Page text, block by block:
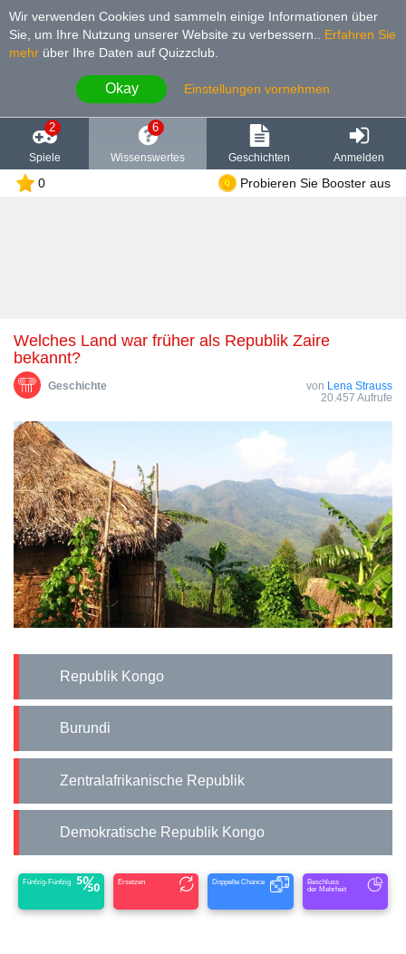
Wir verwenden Cookies und sammeln einige Informationen über
Sie, um Ihre Nutzung unserer Website zu verbessern.
Erfahren Sie
mehr über Ihre Daten auf Quizzclub.
Okay Einstellungen vornehmen
2
Spiele
6
Wissenswertes Geschichten Anmelden
0 Probieren Sie Booster aus
Welches Land war früher als Republik Zaire
bekannt?
Geschichte von Lena Strauss
20.457 Aufrufe
Republik Kongo
Burundi
Zentralafrikanische Republik
Demokratische Republik Kongo
Fünfzig-Fünfzig Ersetzen Doppelte Chance
Beschluss
der Mehrheit